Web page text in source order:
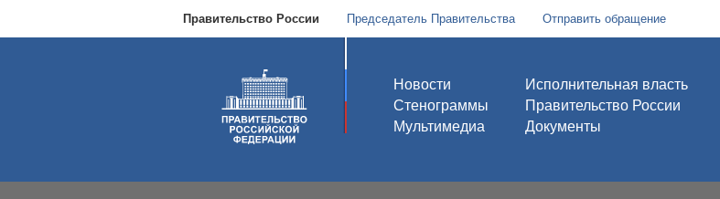
Правительство России Председатель Правительства Отправить обращение
Новости
Стенограммы
Мультимедиа
Исполнительная власть
Правительство России
Документы